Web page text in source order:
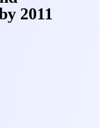
2011